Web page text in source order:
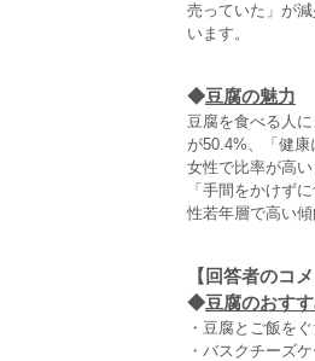
売っていた」が
います。
◆豆腐の魅力
豆腐を食べる人
が50.4%、「健
女性で比率が高
「手間をかけず
性若年層で高い傾
【回答者のコメ
◆豆腐のおす
・豆腐とご飯を
・バスクチーズ